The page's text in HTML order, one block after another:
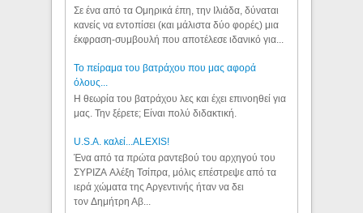
Σε ένα από τα Ομηρικά έπη, την Ιλιάδα, δύναται
κανείς να εντοπίσει (και μάλιστα δύο φορές) μια
έκφραση-συμβουλή που αποτέλεσε ιδανικό για...
Το πείραμα του βατράχου που μας αφορά
όλους...
Η θεωρία του βατράχου λες και έχει επινοηθεί για
μας. Την ξέρετε; Είναι πολύ διδακτική.
U.S.A. καλεί...ALEXIS!
Ένα από τα πρώτα ραντεβού του αρχηγού του
ΣΥΡΙΖΑ Αλέξη Τσίπρα, μόλις επέστρεψε από τα
ιερά χώματα της Αργεντινής ήταν να δει
τον Δημήτρη Αβ...